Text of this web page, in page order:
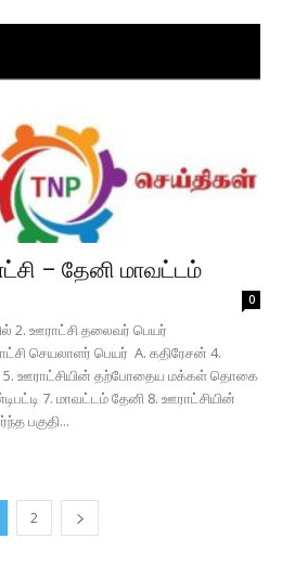
– தேனி மாவட்டம்
0
2. ஊராட்சி தலைவர் பெயர்
செயலாளர் பெயர் A. கதிரேசன் 4.
ஊராட்சியின் தற்போதைய மக்கள் தொகை
7. மாவட்டம் தேனி 8. ஊராட்சியின்
பகுதி...
2